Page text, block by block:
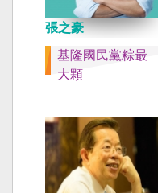
張之豪
基隆國民黨粽最
大顆